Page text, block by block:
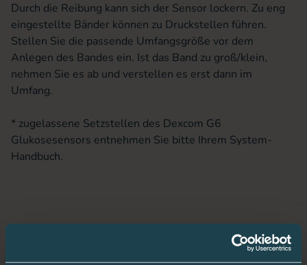
Durch die Reibung kann sich der Sensor lockern. Zu eng
eingestellte Bänder können zu Druckstellen führen.
Stellen Sie die passende Umfangsgröße vor dem
Anlegen des Bandes ein. Ist das Band zu groß/klein,
nehmen Sie es ab und verstellen es erst dann im
Umfang.
* zugelassene Setzstellen des Dexcom G6
Glukosesensors entnehmen Sie bitte Ihrem System-
Handbuch.
Zusatzinformationen